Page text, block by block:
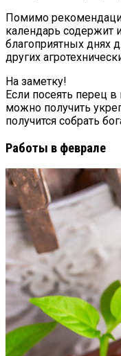
Помимо
календарь
благоприятных днях
других
На заметку!
Если посеять перец
можно получить
получится собрать
Работы в феврале